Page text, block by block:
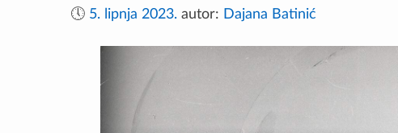
🕔 5. lipnja 2023. autor: Dajana Batinić